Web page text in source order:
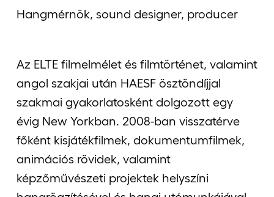
Hangmérnök, sound designer, producer
Az ELTE filmelmélet és filmtörténet, valamint
angol szakjai után HAESF ösztöndíjjal
szakmai gyakorlatosként dolgozott egy
évig New Yorkban. 2008-ban visszatérve
főként kisjátékfilmek, dokumentumfilmek,
animációs rövidek, valamint
képzőművészeti projektek helyszíni